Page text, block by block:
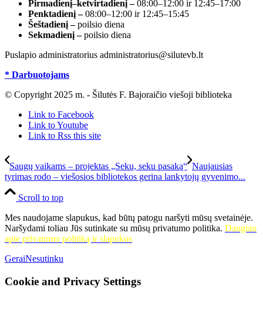
Pirmadienį–ketvirtadienį –08:00–12:00 ir 12:45–17:00
Penktadienį –08:00–12:00 ir 12:45–15:45
Šeštadienį –poilsio diena
Sekmadienį –poilsio diena
Puslapio administratorius administratorius@silutevb.lt
* Darbuotojams
© Copyright 2025 m. - Šilutės F. Bajoraičio viešoji biblioteka
Link to Facebook
Link to Youtube
Link to Rss this site
Saugų vaikams – projektas „Seku, seku pasaką“ Naujausias
tyrimas rodo – viešosios bibliotekos gerina lankytojų gyvenimo...
Scroll to top
Mes naudojame slapukus, kad būtų patogu naršyti mūsų svetainėje.
Naršydami toliau Jūs sutinkate su mūsų privatumo politika. Daugiau
apie privatumo politiką ir slapukus
GeraiNesutinku
Cookie and Privacy Settings